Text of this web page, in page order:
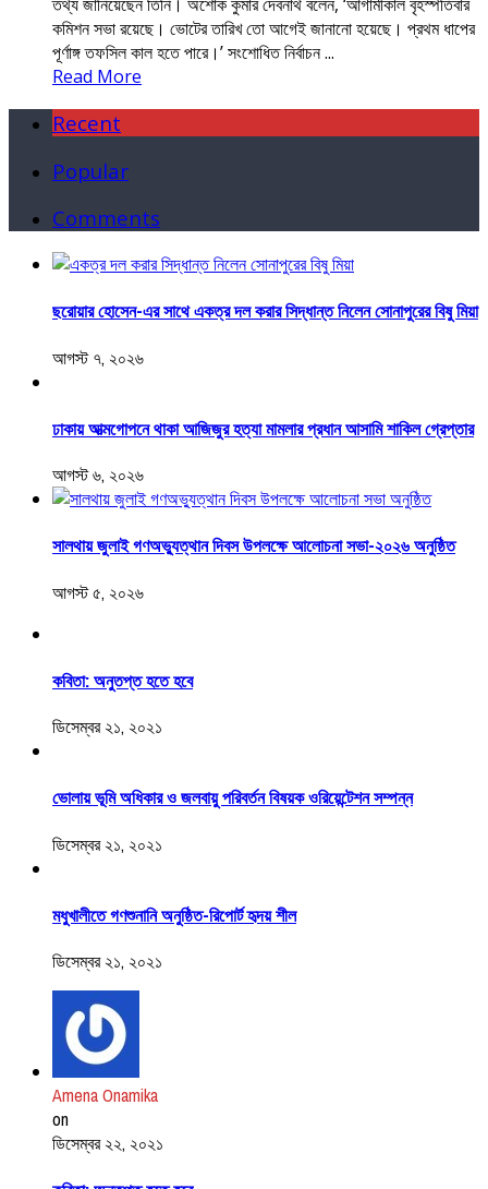
কমিশন সভা রয়েছে। ভোটের তারিখ তো আগেই জানানো হয়েছে। প্রথম ধাপের
পূর্ণাঙ্গ তফসিল কাল হতে পারে।’ সংশোধিত নির্বাচন ...
Read More
Recent
Popular
Comments
ছরোয়ার হোসেন-এর সাথে একত্র দল করার সিদ্ধান্ত নিলেন সোনাপুরের বিষু মিয়া
আগস্ট ৭, ২০২৬
ঢাকায় আত্মগোপনে থাকা আজিজুর হত্যা মামলার প্রধান আসামি শাকিল গ্রেপ্তার
আগস্ট ৬, ২০২৬
সালথায় জুলাই গণঅভ্যুত্থান দিবস উপলক্ষে আলোচনা সভা-২০২৬ অনুষ্ঠিত
আগস্ট ৫, ২০২৬
কবিতা: অনুতপ্ত হতে হবে
ডিসেম্বর ২১, ২০২১
ভোলায় ভূমি অধিকার ও জলবায়ু পরিবর্তন বিষয়ক ওরিয়েন্টেশন সম্পন্ন
ডিসেম্বর ২১, ২০২১
মধুখালীতে গণশুনানি অনুষ্ঠিত-রিপোর্ট হৃদয় শীল
ডিসেম্বর ২১, ২০২১
Amena Onamika
on
ডিসেম্বর ২২, ২০২১